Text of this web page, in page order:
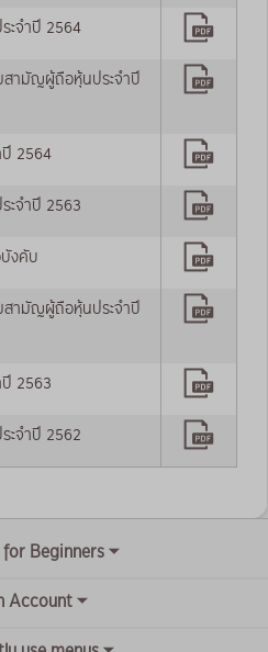
ะจำปี 2564
สามัญผู้ถือหุ้นประจำปี
2564
ะจำปี 2563
บังคับ
สามัญผู้ถือหุ้นประจำปี
2563
ะจำปี 2562
Beginners
Account